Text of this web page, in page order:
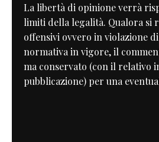
La libertà di opinione verrà
limiti della legalità. Qualora si
offensivi ovvero in violazione
normativa in vigore, il
ma conservato (con il relativo
pubblicazione) per una